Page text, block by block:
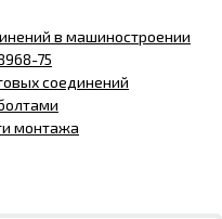
в машиностроении
75
соединений
монтажа